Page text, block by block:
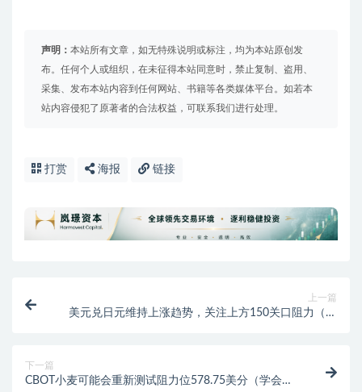
声明： 本站所有文章，如无特殊说明或标注，均为本站原创发
布。任何个人或组织，在未征得本站同意时，禁止复制、盗用、
采集、发布本站内容到任何网站、书籍等各类媒体平台。如若本
站内容侵犯了原著者的合法权益，可联系我们进行处理。
打赏 海报 链接
上一篇
美元兑日元维持上涨趋势，关注上方150关口阻力（新
下一篇
CBOT小麦可能会重新测试阻力位578.75美分（学会了